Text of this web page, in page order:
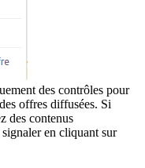
des contrôles pour
offres diffusées. Si
des contenus
en cliquant sur